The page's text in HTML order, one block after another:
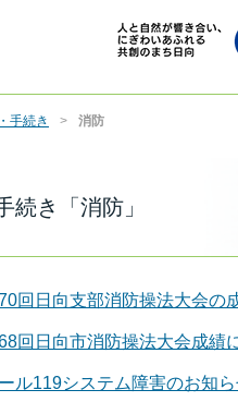
手続き 消防
続き「消防」
回日向支部消防操法大会の
回日向市消防操法大会成績
ル119システム障害のお知